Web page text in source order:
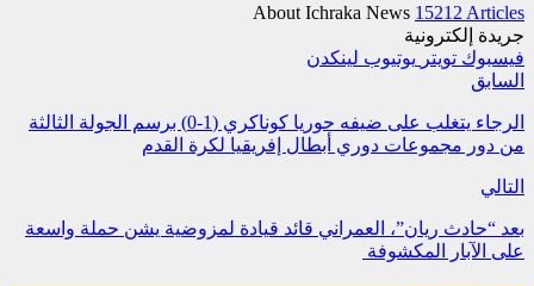
About Ichraka News 15212 Articles
جريدة إلكترونية
فيسبوك تويتر يوتيوب لينكدن
السابق
الرجاء يتغلب على ضيفه حوريا كوناكري (1-0) برسم الجولة الثالثة
من دور مجموعات دوري أبطال إفريقيا لكرة القدم
التالي
بعد “حادث ريان”‎، العمراني قائد قيادة لمزوضية يشن حملة واسعة
على الآبار المكشوفة